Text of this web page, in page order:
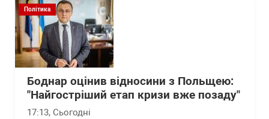
Політика
Боднар оцінив відносини з Польщею:
"Найгостріший етап кризи вже позаду"
17:13, Сьогодні